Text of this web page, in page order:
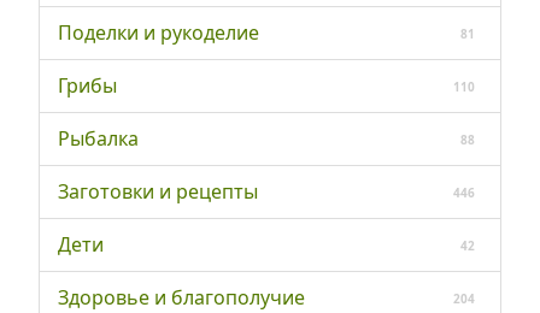
Поделки и рукоделие 81
Грибы 110
Рыбалка 88
Заготовки и рецепты 446
Дети 42
Здоровье и благополучие 204